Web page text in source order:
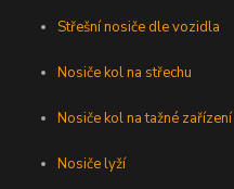
Střešní nosiče dle vozidla
Nosiče kol na střechu
Nosiče kol na tažné zařízení
Nosiče lyží